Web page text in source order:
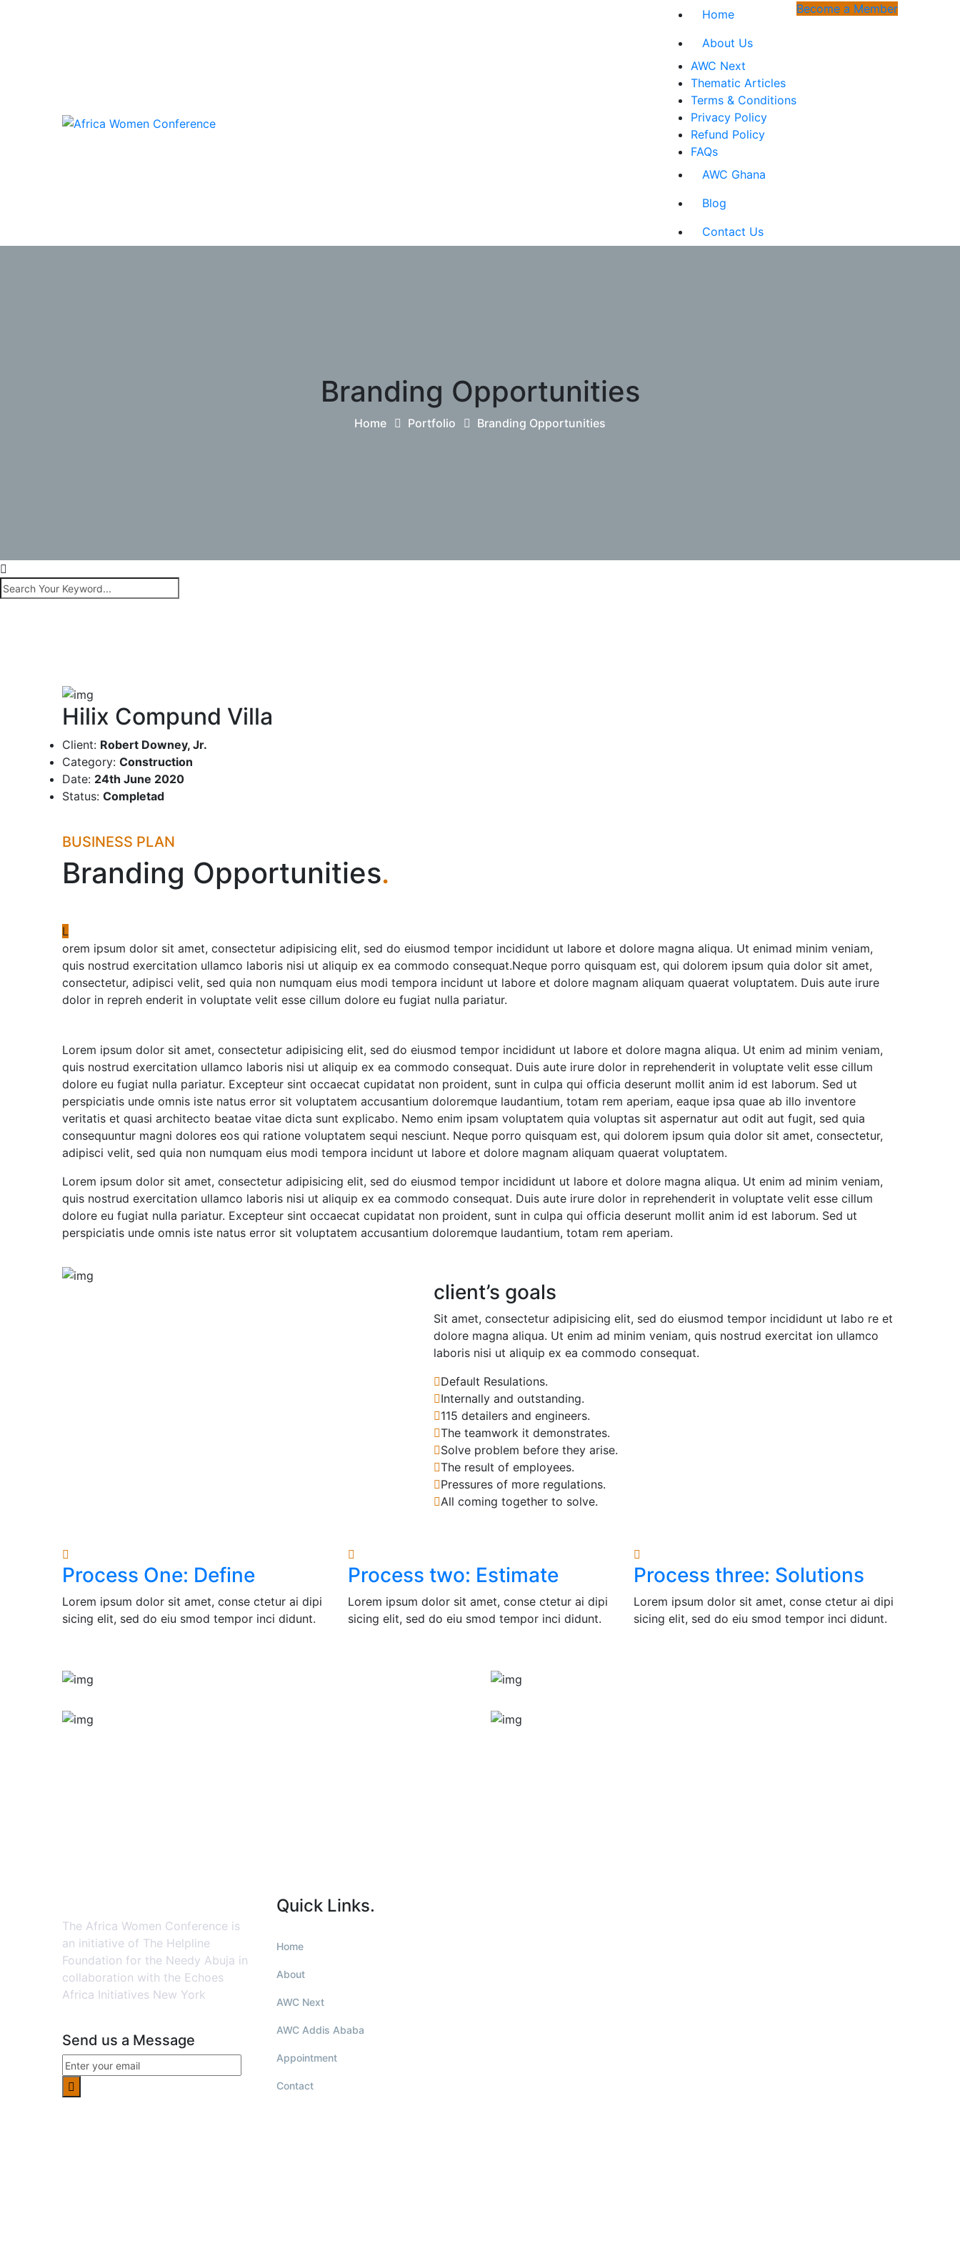
Become a Member
Home
About Us
AWC Next
Thematic Articles
Terms & Conditions
Privacy Policy
Refund Policy
FAQs
AWC Ghana
Blog
Contact Us
Branding Opportunities
Home Portfolio Branding Opportunities
Hilix Compund Villa
Client: Robert Downey, Jr.
Category: Construction
Date: 24th June 2020
Status: Completad
BUSINESS PLAN
Branding Opportunities.
L
orem ipsum dolor sit amet, consectetur adipisicing elit, sed do eiusmod tempor incididunt ut labore et dolore magna aliqua. Ut enimad minim veniam,
quis nostrud exercitation ullamco laboris nisi ut aliquip ex ea commodo consequat.Neque porro quisquam est, qui dolorem ipsum quia dolor sit amet,
consectetur, adipisci velit, sed quia non numquam eius modi tempora incidunt ut labore et dolore magnam aliquam quaerat voluptatem. Duis aute irure
dolor in repreh enderit in voluptate velit esse cillum dolore eu fugiat nulla pariatur.
Lorem ipsum dolor sit amet, consectetur adipisicing elit, sed do eiusmod tempor incididunt ut labore et dolore magna aliqua. Ut enim ad minim veniam,
quis nostrud exercitation ullamco laboris nisi ut aliquip ex ea commodo consequat. Duis aute irure dolor in reprehenderit in voluptate velit esse cillum
dolore eu fugiat nulla pariatur. Excepteur sint occaecat cupidatat non proident, sunt in culpa qui officia deserunt mollit anim id est laborum. Sed ut
perspiciatis unde omnis iste natus error sit voluptatem accusantium doloremque laudantium, totam rem aperiam, eaque ipsa quae ab illo inventore
veritatis et quasi architecto beatae vitae dicta sunt explicabo. Nemo enim ipsam voluptatem quia voluptas sit aspernatur aut odit aut fugit, sed quia
consequuntur magni dolores eos qui ratione voluptatem sequi nesciunt. Neque porro quisquam est, qui dolorem ipsum quia dolor sit amet, consectetur,
adipisci velit, sed quia non numquam eius modi tempora incidunt ut labore et dolore magnam aliquam quaerat voluptatem.
Lorem ipsum dolor sit amet, consectetur adipisicing elit, sed do eiusmod tempor incididunt ut labore et dolore magna aliqua. Ut enim ad minim veniam,
quis nostrud exercitation ullamco laboris nisi ut aliquip ex ea commodo consequat. Duis aute irure dolor in reprehenderit in voluptate velit esse cillum
dolore eu fugiat nulla pariatur. Excepteur sint occaecat cupidatat non proident, sunt in culpa qui officia deserunt mollit anim id est laborum. Sed ut
perspiciatis unde omnis iste natus error sit voluptatem accusantium doloremque laudantium, totam rem aperiam.
client’s goals
Sit amet, consectetur adipisicing elit, sed do eiusmod tempor incididunt ut labo re et
dolore magna aliqua. Ut enim ad minim veniam, quis nostrud exercitat ion ullamco
laboris nisi ut aliquip ex ea commodo consequat.
Default Resulations.
Internally and outstanding.
115 detailers and engineers.
The teamwork it demonstrates.
Solve problem before they arise.
The result of employees.
Pressures of more regulations.
All coming together to solve.
Process One: Define
Lorem ipsum dolor sit amet, conse ctetur ai dipi
sicing elit, sed do eiu smod tempor inci didunt.
Process two: Estimate
Lorem ipsum dolor sit amet, conse ctetur ai dipi
sicing elit, sed do eiu smod tempor inci didunt.
Process three: Solutions
Lorem ipsum dolor sit amet, conse ctetur ai dipi
sicing elit, sed do eiu smod tempor inci didunt.
The Africa Women Conference is
an initiative of The Helpline
Foundation for the Needy Abuja in
collaboration with the Echoes
Africa Initiatives New York
Send us a Message
Quick Links.
Home
About
AWC Next
AWC Addis Ababa
Appointment
Contact